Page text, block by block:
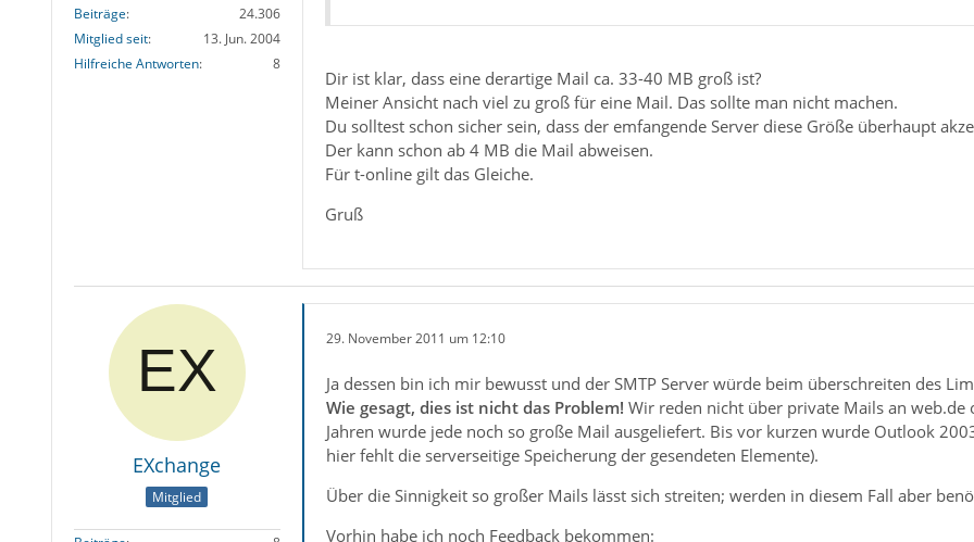
Beiträge
24.306
Mitglied seit
13. Jun. 2004
Hilfreiche Antworten
8
Dir ist klar, dass eine derartige Mail ca. 33-40 MB groß ist?
Meiner Ansicht nach viel zu groß für eine Mail. Das sollte man nicht machen.
Du solltest schon sicher sein, dass der emfangende Server diese Größe überhaupt
Der kann schon ab 4 MB die Mail abweisen.
Für t-online gilt das Gleiche.
Gruß
EXchange
Mitglied
29. November 2011 um 12:10
Ja dessen bin ich mir bewusst und der SMTP Server würde beim überschreiten des
Wie gesagt, dies ist nicht das Problem! Wir reden nicht über private Mails an web.de
Jahren wurde jede noch so große Mail ausgeliefert. Bis vor kurzen wurde Outlook
hier fehlt die serverseitige Speicherung der gesendeten Elemente).
Über die Sinnigkeit so großer Mails lässt sich streiten; werden in diesem Fall aber
Vorhin habe ich noch Feedback bekommen: